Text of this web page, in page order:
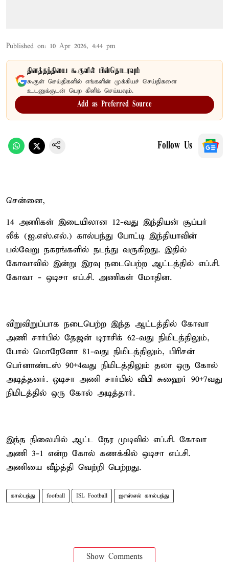
Published on: 10 Apr 2026, 4:44 pm
தினத்தந்தியை கூகுளில் பின்தொடரவும்
கூகுள் செய்திகளில் எங்களின் முக்கியச் செய்திகளை
உடனுக்குடன் பெற கிளிக் செய்யவும்.
Add as Preferred Source
Follow Us
சென்னை,
14 அணிகள் இடையிலான 12-வது இந்தியன் சூப்பர்
லீக் (ஐ.எஸ்.எல்.) கால்பந்து போட்டி இந்தியாவின்
பல்வேறு நகரங்களில் நடந்து வருகிறது. இதில்
கோவாவில் இன்று இரவு நடைபெற்ற ஆட்டத்தில் எப்.சி.
கோவா - ஒடிசா எப்.சி. அணிகள் மோதின.
விறுவிறுப்பாக நடைபெற்ற இந்த ஆட்டத்தில் கோவா
அணி சார்பில் தேஜன் டிராசிக் 62-வது நிமிடத்திலும்,
போல் மொரேனோ 81-வது நிமிடத்திலும், பிரிசன்
பெர்னாண்டஸ் 90+4வது நிமிடத்திலும் தலா ஒரு கோல்
அடித்தனர். ஒடிசா அணி சார்பில் விபி சுஹைர் 90+7வது
நிமிடத்தில் ஒரு கோல் அடித்தார்.
இந்த நிலையில் ஆட்ட நேர முடிவில் எப்.சி. கோவா
அணி 3-1 என்ற கோல் கணக்கில் ஒடிசா எப்.சி.
அணியை வீழ்த்தி வெற்றி பெற்றது.
கால்பந்து football ISL Football ஐஎஸ்எல் கால்பந்து
Show Comments